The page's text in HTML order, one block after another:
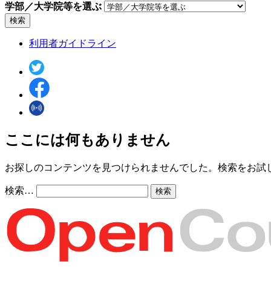
学部／大学院等を選ぶ
検索
利用者ガイドライン
ここには何もありません
お探しのコンテンツを見つけられませんでした。検索をお試
検索…